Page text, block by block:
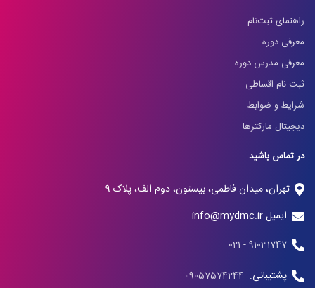
راهنمای ثبت‌نام
معرفی دوره
معرفی مدرس دوره
ثبت نام اقساطی
شرایط و ضوابط
دیجیتال مارکترها
در تماس باشید
تهران، میدان فاطمی، بیستون، دوم الف، پلاک 9
ایمیل info@mydmc.ir
91031747 - 021
پشتیبانی: